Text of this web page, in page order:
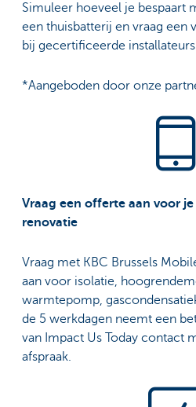
Simuleer hoeveel je bespaart
een thuisbatterij en vraag een
bij gecertificeerde
*Aangeboden door onze
Vraag een offerte aan voor
renovatie
Vraag met KBC Brussels
aan voor isolatie,
warmtepomp,
de 5 werkdagen neemt een
van Impact Us Today contact
afspraak.